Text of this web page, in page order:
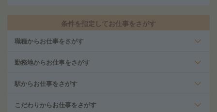
条件を指定してお仕事をさがす
職種からお仕事をさがす
勤務地からお仕事をさがす
駅からお仕事をさがす
こだわりからお仕事をさがす